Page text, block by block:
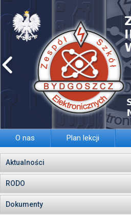
O nas Plan lekcji
Aktualności
RODO
Dokumenty